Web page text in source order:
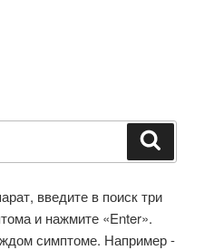
введите в поиск три
и нажмите «Enter».
симптоме. Например -